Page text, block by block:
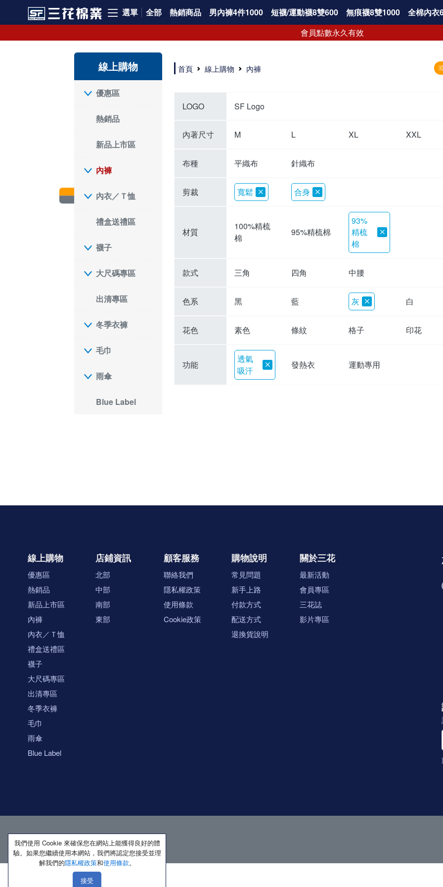
選單 全部 熱銷商品 男內褲4件1000 短襪/運動襪8雙600 無痕襪8雙1000 全棉內衣
會員點數永久有效
線上購物
優惠區
熱銷品
新品上市區
內褲
內衣／Ｔ恤
禮盒送禮區
襪子
大尺碼專區
出清專區
冬季衣褲
毛巾
雨傘
Blue Label
選擇內褲、平口褲、純棉內褲首重品質。舒適、透氣的內褲、平口褲、純棉內褲能影響健康，須謹慎挑選。三花內褲透氣不悶，值得信賴！
三花內褲、平口褲、純棉內褲50年來持續升級，符合人體工學設計，柔軟無勒痕的鬆緊帶。三花內褲是肌膚好友，口碑熱銷！
選擇內褲首重品質。三花內褲50年來不斷升級，證明其卓越品質。符合人體工學剪裁，柔軟無痕鬆緊帶，是必買首選。兼具品質與外型，與肌膚零感接觸，穿著舒適，看來有質感。三花內褲設計獨特，質料優良，專業剪裁，呵護肌膚。新鮮高品質棉材製成，多款選擇，耐洗耐穿，三花內褲絕對首選。
"內褲購買及使用經驗網友來信分享 近年來，我經常在大型連鎖賣場如佳瑪、美華泰等地看到三花內褲的展示。最近一兩年，甚至百貨公司及街頭店鋪都開始大量出現三花專櫃或專賣店。我猜測，這應該是三花在營運策略上的調整，才使得這些改變成為現實。 本來，三花內褲一直是消費者選購內褲時的熱門選項之一。內褲櫃點的增多使我更加注意到這個品牌，因此我在選購內褲時，特意多研究了一下三花內褲的設計。 先從內褲外層包裝談起，有些內褲有PP袋包裝，有些則沒有。雖然這是一件小事，但我發現朋友們中有人會介意內褲包裝沒有PP袋。他們認為沒有PP袋會使包裝不夠精美。對我來說，有PP袋確實能提升包裝的精緻度，但內褲不裝PP袋其實也算是環保。所以，這就看每個人對內褲包裝的需求和感受了。 每次購買內褲時，我都會特別帶一件五片式剪裁的內褲。三花的平口內褲被稱為全國第一件五片式剪裁內褲，這話應該不是隨便說說的，畢竟三花是一個擁有超過50年歷史的老品牌，專注於研發和改良內褲。當初，我覺得這種設計有些花俏，只是圖個新鮮買來試試，結果發現內褲多一片真的有其優勢，尤其是減少了內褲卡屁的次數。雖然這個狀況不可能完全消失，但大大增加了穿著的舒適度。 三花內褲的價格也在我能接受的範圍內，因此它逐漸成為我的心頭好。此外，內褲選購時的另一個重要因素是鬆緊帶。看內褲是否舊了，第一眼通常看鬆緊帶。故意或不小心露出內褲褲頭的時候，印象分數也是由鬆緊帶決定的。 很多內褲品牌強調鬆緊帶的造型及花樣，這類內褲非常適合一些特殊場合，如單身聯誼或約會時穿著，能夠加分不少。日常使用的內褲則建議選擇鬆緊帶不易鬆垮的，花樣其次。三花特別強調內褲鬆緊帶的耐洗度，而其他品牌鮮少提及這一點。 分場合選擇內褲是我的習慣。特殊場合內褲要講究一點，但平日則需要選擇鬆緊帶有保障的內褲。畢竟，內褲是每天陪伴我們超過12個小時的衣物，找到適合自己且耐洗耐穿高CP值的內褲才是最明智的選擇。 內褲畢竟是消耗品，定期更換非常重要。如果內褲沾染到髒污或處於潮濕的環境，就不應該撐太久。這是因為內褲長期接觸身體的重要部位，所以選擇和保養都要謹慎。 以上是我個人的內褲使用分享，並非業配，不代表任何人的立場。內褲還是要以自身體驗最為準確。希望大家都能找到適合自己的內褲，並多多支持台灣品牌。"
首頁 線上購物 內褲
LOGO SF Logo
內著尺寸 M L XL XXL
布種 平織布 針織布
剪裁 寬鬆 合身
材質
100%精梳
棉
95%精梳棉
93%
精梳
棉
款式 三角 四角 中腰
色系 黑 藍 灰 白
花色 素色 條紋 格子 印花
功能
透氣
吸汗
發熱衣 運動專用
線上購物
優惠區
熱銷品
新品上市區
內褲
內衣／Ｔ恤
禮盒送禮區
襪子
大尺碼專區
出清專區
冬季衣褲
毛巾
雨傘
Blue Label
店鋪資訊
北部
中部
南部
東部
顧客服務
聯絡我們
隱私權政策
使用條款
Cookie政策
購物說明
常見問題
新手上路
付款方式
配送方式
退換貨說明
關於三花
最新活動
會員專區
三花誌
影片專區
著作權所有 保留一切權利
我們使用 Cookie 來確保您在網站上能獲得良好的體
驗。如果您繼續使用本網站，我們將認定您接受並理
解我們的隱私權政策和使用條款。
接受